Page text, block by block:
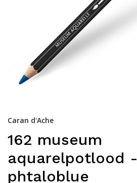
Caran d'Ache
162 museum
aquarelpotlood -
phtaloblue